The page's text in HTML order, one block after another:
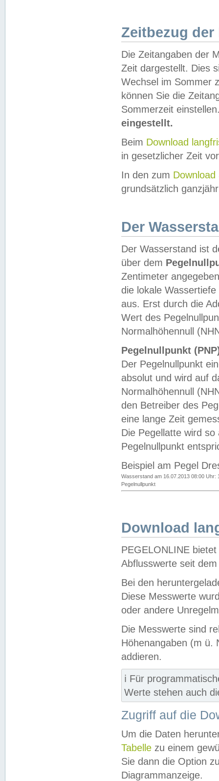
Zeitbezug der
Die Zeitangaben der
Zeit dargestellt. Dies
Wechsel im Sommer
können Sie die
Sommerzeit
eingestellt.
Beim Download
in gesetzlicher Zeit
In den zum Download
grundsätzlich
Der
Der Wasserstand ist
über dem
Zentimeter
die lokale
aus. Erst durch die
Wert des
Normalhöhennull
Pegelnullpunkt
Der Pegelnullpunkt
absolut und wird auf
Normalhöhennull
den Betreiber des
eine lange Zeit
Die Pegellatte wird
Pegelnullpunkt
Beispiel am Pegel
Wasserstand am 16.07.2013 08:00 Uhr:
Pegelnullpunkt
Download
PEGELONLINE
Abflusswerte seit
Bei den
Diese Messwerte
oder andere
Die Messwerte sind
Höhenangaben (m ü.
addieren.
ℹ️ Für
Werte stehen auch
Zugriff auf die
Um die Daten
Tabelle zu einem
Sie dann die Option
Diagrammanzeige.